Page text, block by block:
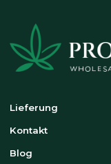
Lieferung
Kontakt
Blog